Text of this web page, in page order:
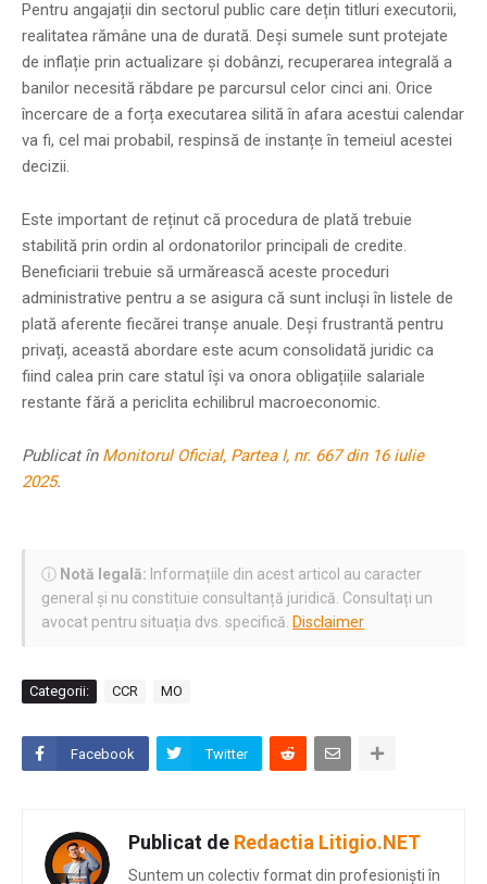
Pentru angajații din sectorul public care dețin titluri executorii,
realitatea rămâne una de durată. Deși sumele sunt protejate
de inflație prin actualizare și dobânzi, recuperarea integrală a
banilor necesită răbdare pe parcursul celor cinci ani. Orice
încercare de a forța executarea silită în afara acestui calendar
va fi, cel mai probabil, respinsă de instanțe în temeiul acestei
decizii.
Este important de reținut că procedura de plată trebuie
stabilită prin ordin al ordonatorilor principali de credite.
Beneficiarii trebuie să urmărească aceste proceduri
administrative pentru a se asigura că sunt incluși în listele de
plată aferente fiecărei tranșe anuale. Deși frustrantă pentru
privați, această abordare este acum consolidată juridic ca
fiind calea prin care statul își va onora obligațiile salariale
restante fără a periclita echilibrul macroeconomic.
Publicat în Monitorul Oficial, Partea I, nr. 667 din 16 iulie
2025.
ⓘ Notă legală: Informațiile din acest articol au caracter
general și nu constituie consultanță juridică. Consultați un
avocat pentru situația dvs. specifică. Disclaimer
Categorii: CCR MO
Facebook Twitter
Publicat de Redactia Litigio.NET
Suntem un colectiv format din profesioniști în